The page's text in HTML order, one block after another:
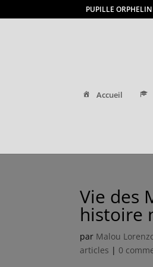
PUPILLE
Accueil
Vie des
histoire
par Malou
articles | 0